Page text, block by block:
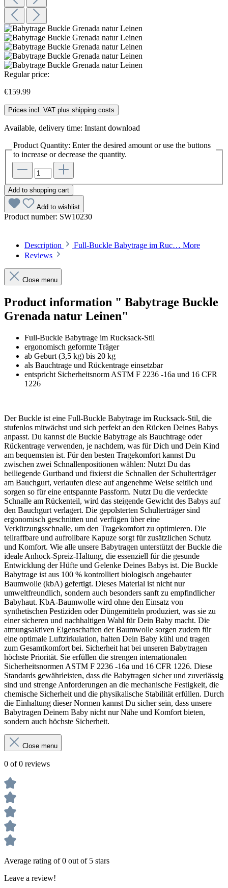
Regular price:
€159.99
Prices incl. VAT plus shipping costs
Available, delivery time: Instant download
Product Quantity: Enter the desired amount or use the buttons
to increase or decrease the quantity.
Add to shopping cart
Add to wishlist
Product number: SW10230
Description Full-Buckle Babytrage im Ruc… More
Reviews
Close menu
Product information " Babytrage Buckle
Grenada natur Leinen"
Full-Buckle Babytrage im Rucksack-Stil
ergonomisch geformte Träger
ab Geburt (3,5 kg) bis 20 kg
als Bauchtrage und Rückentrage einsetzbar
entspricht Sicherheitsnorm ASTM F 2236 -16a und 16 CFR
1226
Der Buckle ist eine Full-Buckle Babytrage im Rucksack-Stil, die
stufenlos mitwächst und sich perfekt an den Rücken Deines Babys
anpasst. Du kannst die Buckle Babytrage als Bauchtrage oder
Rückentrage verwenden, je nachdem, was für Dich und Dein Kind
am bequemsten ist. Für den besten Tragekomfort kannst Du
zwischen zwei Schnallenpositionen wählen: Nutzt Du das
beiliegende Gurtband und fixierst die Schnallen der Schulterträger
am Bauchgurt, verlaufen diese auf angenehme Weise seitlich und
sorgen so für eine entspannte Passform. Nutzt Du die verdeckte
Schnalle am Rückenteil, wird das steigende Gewicht des Babys auf
den Bauchgurt verlagert. Die gepolsterten Schulterträger sind
ergonomisch geschnitten und verfügen über eine
Verkürzungsschnalle, um den Tragekomfort zu optimieren. Die
teilraffbare und aufrollbare Kapuze sorgt für zusätzlichen Schutz
und Komfort. Wie alle unsere Babytragen unterstützt der Buckle die
ideale Anhock-Spreiz-Haltung, die essenziell für die gesunde
Entwicklung der Hüfte und Gelenke Deines Babys ist. Die Buckle
Babytrage ist aus 100 % kontrolliert biologisch angebauter
Baumwolle (kbA) gefertigt. Dieses Material ist nicht nur
umweltfreundlich, sondern auch besonders sanft zu empfindlicher
Babyhaut. KbA-Baumwolle wird ohne den Einsatz von
synthetischen Pestiziden oder Düngemitteln produziert, was sie zu
einer sicheren und nachhaltigen Wahl für Dein Baby macht. Die
atmungsaktiven Eigenschaften der Baumwolle sorgen zudem für
eine optimale Luftzirkulation, halten Dein Baby kühl und tragen
zum Gesamtkomfort bei. Sicherheit hat bei unseren Babytragen
höchste Priorität. Sie erfüllen die strengen internationalen
Sicherheitsnormen ASTM F 2236 -16a und 16 CFR 1226. Diese
Standards gewährleisten, dass die Babytragen sicher und zuverlässig
sind und strenge Anforderungen an die mechanische Festigkeit, die
chemische Sicherheit und die physikalische Stabilität erfüllen. Durch
die Einhaltung dieser Normen kannst Du sicher sein, dass unsere
Babytragen Deinem Baby nicht nur Nähe und Komfort bieten,
sondern auch höchste Sicherheit.
Close menu
0 of 0 reviews
Average rating of 0 out of 5 stars
Leave a review!